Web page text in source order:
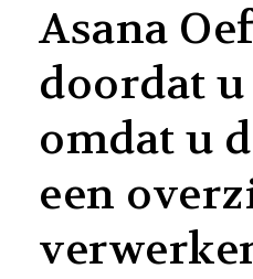
Asana
doordat
omdat u
een